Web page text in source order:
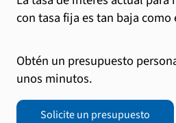
con tasa fija es tan baja como
Obtén un presupuesto
unos minutos.
Solicite un presupuesto